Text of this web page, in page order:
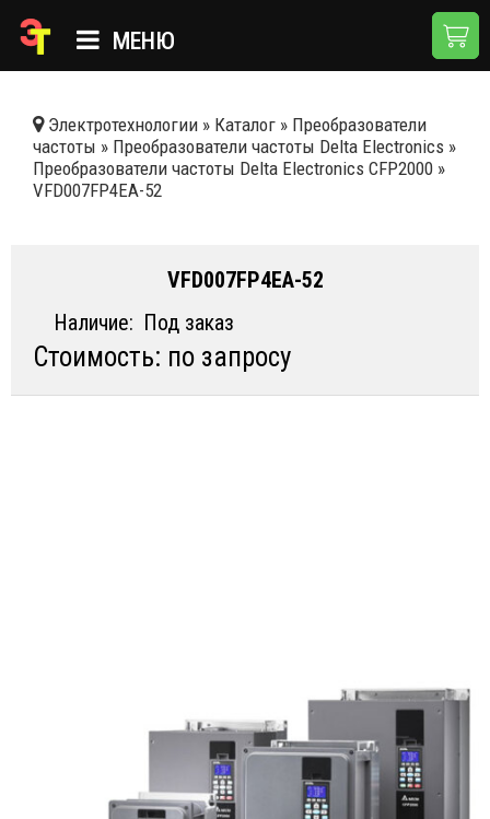
МЕНЮ
КАТАЛОГ
О КОМПАНИИ
ДОСТАВКА И ОПЛАТА
Электротехнологии » Каталог » Преобразователи
частоты » Преобразователи частоты Delta Electronics »
Преобразователи частоты Delta Electronics CFP2000 »
VFD007FP4EA-52
VFD007FP4EA-52
Наличие: Под заказ
Стоимость: по запросу